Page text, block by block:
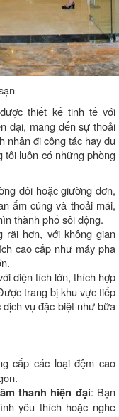
thiết kế tinh tế với
đại, mang đến sự thoải
nhân đi công tác hay du
tôi luôn có những phòng
đôi hoặc giường đơn,
ấm cúng và thoải mái,
thành phố sôi động.
rãi hơn, với không gian
cao cấp như máy pha
diện tích lớn, thích hợp
trang bị khu vực tiếp
vụ đặc biệt như bữa
cấp các loại đệm cao
thanh hiện đại: Bạn
yêu thích hoặc nghe